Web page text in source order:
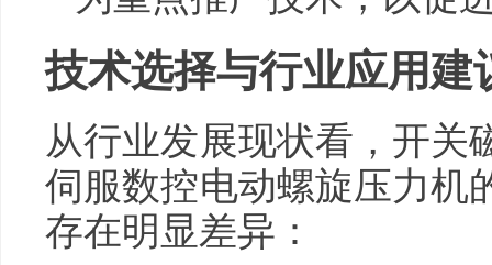
技术选择与行业应用建
从行业发展现状看，开关
伺服数控电动螺旋压力机
存在明显差异：